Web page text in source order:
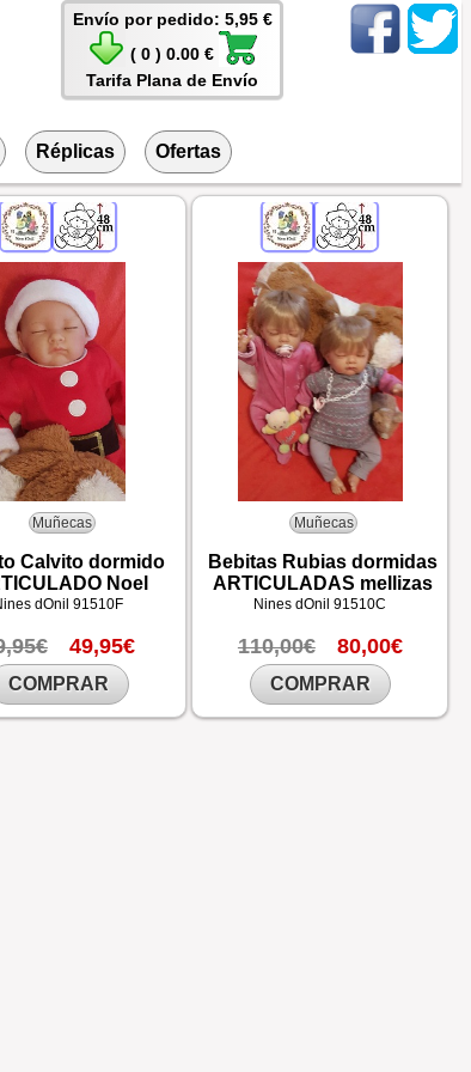
Envío por pedido: 5,95 €
( 0 ) 0.00 €
Tarifa Plana de Envío
Réplicas Ofertas
Muñecas
Calvito dormido
Noel
dOnil91510F
49,95€
COMPRAR
Muñecas
Bebitas Rubias dormidas
ARTICULADAS mellizas
Nines dOnil91510C
110,00€ 80,00€
COMPRAR